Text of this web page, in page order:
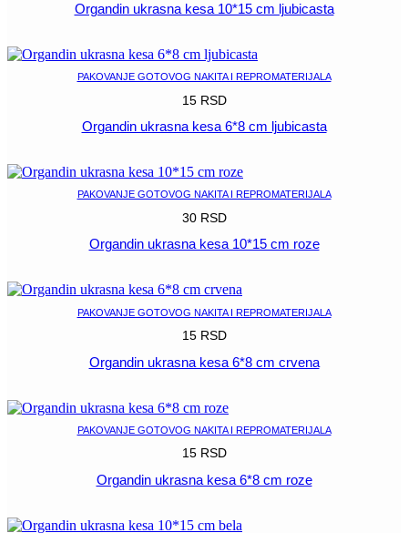
Organdin ukrasna kesa 10*15 cm ljubicasta
PAKOVANJE GOTOVOG NAKITA I REPROMATERIJALA
15 RSD
Organdin ukrasna kesa 6*8 cm ljubicasta
PAKOVANJE GOTOVOG NAKITA I REPROMATERIJALA
30 RSD
Organdin ukrasna kesa 10*15 cm roze
PAKOVANJE GOTOVOG NAKITA I REPROMATERIJALA
15 RSD
Organdin ukrasna kesa 6*8 cm crvena
PAKOVANJE GOTOVOG NAKITA I REPROMATERIJALA
15 RSD
Organdin ukrasna kesa 6*8 cm roze